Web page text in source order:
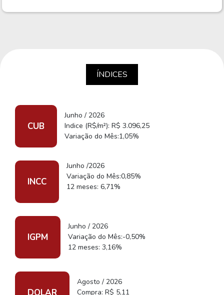
ÍNDICES
CUB
Junho / 2026
Indice (R$/m²): R$ 3.096,25
Variação do Mês:1,05%
INCC
Junho /2026
Variação do Mês:0,85%
12 meses: 6,71%
IGPM
Junho / 2026
Variação do Mês:-0,50%
12 meses: 3,16%
Agosto / 2026
Compra: R$ 5,11